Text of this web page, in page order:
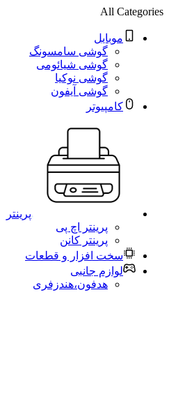
All Categories
موبایل
گوشی سامسونگ
گوشی شیائومی
گوشی نوکیا
گوشی آیفون
کامپیوتر
پرینتر
پرینتر اچ پی
پرینتر کانن
سخت افزار و قطعات
لوازم جانبی
هدفون،هندزفری